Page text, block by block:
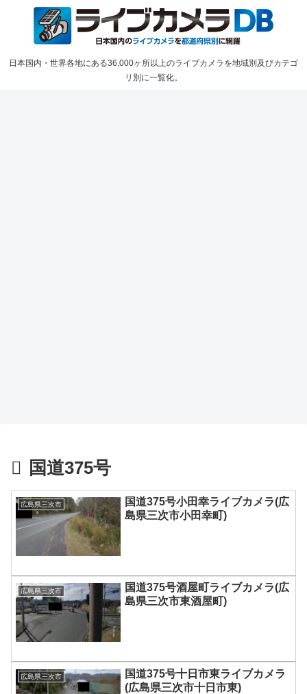
日本国内・世界各地にある36,000ヶ所以上のライブカメラを地域別及びカテゴ
リ別に一覧化。
国道375号
広島県三次市
国道375号小田幸ライブカメラ(広
島県三次市小田幸町)
広島県三次市
国道375号酒屋町ライブカメラ(広
島県三次市東酒屋町)
広島県三次市
国道375号十日市東ライブカメラ
(広島県三次市十日市東)